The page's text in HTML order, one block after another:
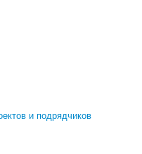
и подрядчиков